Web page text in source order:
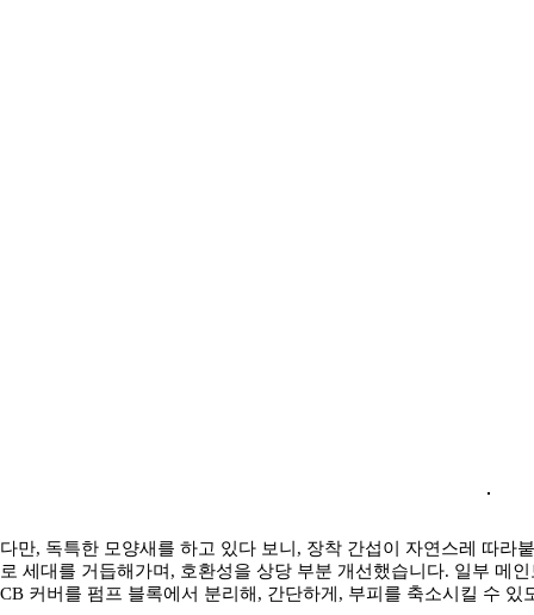
다만, 독특한 모양새를 하고 있다 보니, 장착 간섭이 자연스레 따라
로 세대를 거듭해가며, 호환성을 상당 부분 개선했습니다. 일부 메
CB 커버를 펌프 블록에서 분리해, 간단하게, 부피를 축소시킬 수 있